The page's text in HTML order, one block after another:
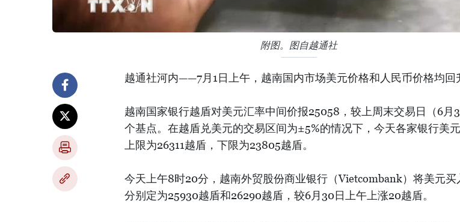
附图。图自越通社
越通社河内——7月1日上午，越南国内市场美元价格和人民币价格均回
越南国家银行越盾对美元汇率中间价报25058，较上周末交易日（6月
个基点。在越盾兑美元的交易区间为±5%的情况下，今天各家银行美
上限为26311越盾，下限为23805越盾。
今天上午8时20分，越南外贸股份商业银行（Vietcombank）将美元买
分别定为25930越盾和26290越盾，较6月30日上午上涨20越盾。